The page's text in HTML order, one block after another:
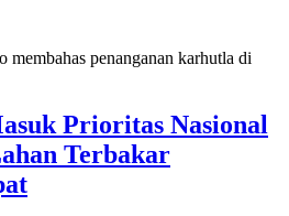
Prioritas Nasional
Terbakar